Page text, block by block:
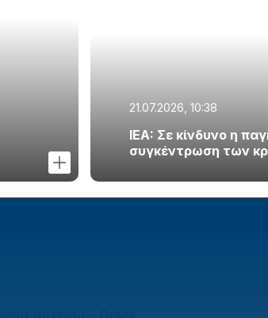
21.07.2026, 10:38
IEA: Σε κίνδυνο η
συγκέντρωση των